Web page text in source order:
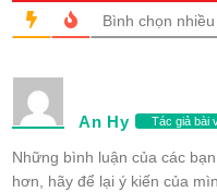
Bình chọn
An Hy Tác giả bài
Những bình luận của các
hơn, hãy để lại ý kiến của